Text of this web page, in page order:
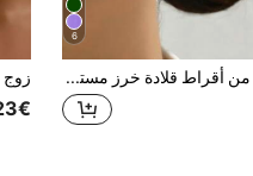
6
زوج واحد من أقراط قلادة خرز مستديرة بسيطة، إكسسوار مجوهرات للنساء، هدية حفلة، هدية عيد ميلاد